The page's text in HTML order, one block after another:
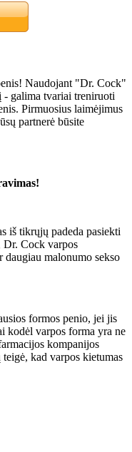
Naudojant "Dr. Cock"
- galima tvariai treniruoti
Pirmuosius laimėjimus
partnerė būsite
iš tikrųjų padeda pasiekti
Dr. Cock varpos
malonumo sekso
formos penio, jei jis
kodėl varpos forma yra ne
kompanijos
kad varpos kietumas